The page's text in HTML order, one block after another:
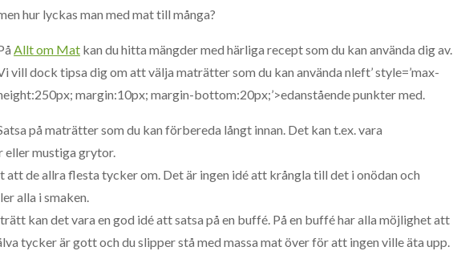
hur lyckas man med mat till många?
Allt om Mat kan du hitta mängder med härliga recept som du kan använda dig av.
vill dock tipsa dig om att välja maträtter som du kan använda nleft’ style=’max-
margin:10px; margin-bottom:20px;’>edanstående punkter med.
på maträtter som du kan förbereda långt innan. Det kan t.ex. vara
eller mustiga grytor.
att de allra flesta tycker om. Det är ingen idé att krångla till det i onödan och
alla i smaken.
kan det vara en god idé att satsa på en buffé. På en buffé har alla möjlighet att
tycker är gott och du slipper stå med massa mat över för att ingen ville äta upp.